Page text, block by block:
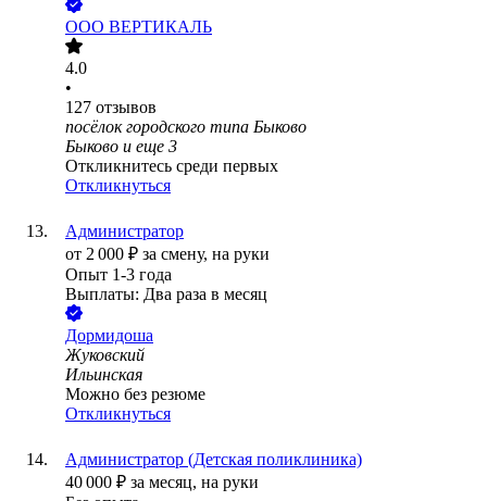
ООО ВЕРТИКАЛЬ
4.0
•
127 отзывов
посёлок городского типа Быково
Быково и еще 3
Откликнитесь среди первых
Откликнуться
Администратор
от 2 000 ₽ за смену, на руки
Опыт 1-3 года
Выплаты: Два раза в месяц
Дормидоша
Жуковский
Ильинская
Можно без резюме
Откликнуться
Администратор (Детская поликлиника)
40 000 ₽ за месяц, на руки